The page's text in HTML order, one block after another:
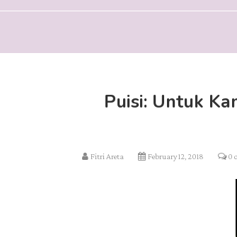
Puisi: Untuk
Fitri Areta February 12, 2018 0